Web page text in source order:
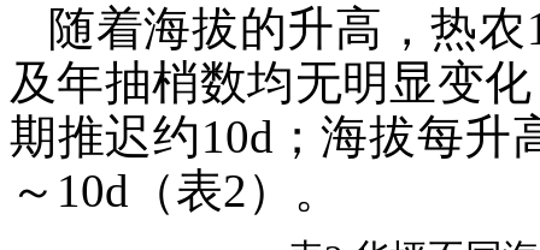
随着海拔的升高，热
及年抽梢数均无明显变
期推迟约10d；海拔每升
～10d（表2）。